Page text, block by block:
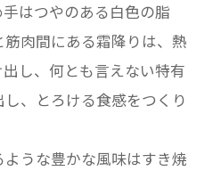
はつやのある白色の脂
肉間にある霜降りは、熱
し、何とも言えない特有
、とろける食感をつくり
うな豊かな風味はすき焼